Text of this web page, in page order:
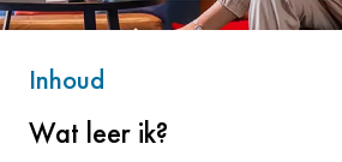
Inhoud
Wat leer ik?